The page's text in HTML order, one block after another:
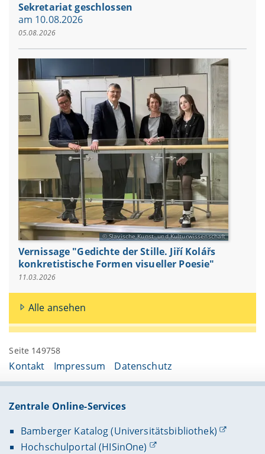
Sekretariat geschlossen
am 10.08.2026
05.08.2026
Slavische Kunst- und Kulturwissenschaft
Vernissage "Gedichte der Stille. Jiří Kolářs
konkretistische Formen visueller Poesie"
11.03.2026
Alle ansehen
Seite 149758
Kontakt Impressum Datenschutz
Zentrale Online-Services
Bamberger Katalog (Universitätsbibliothek)
Hochschulportal (HISinOne)